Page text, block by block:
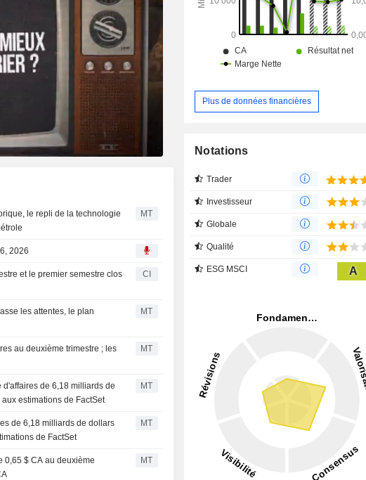
le repli de la technologie
MT
2026
et le premier semestre clos
CI
les attentes, le plan
MT
au deuxième trimestre ; les
MT
d'affaires de 6,18 milliards de
estimations de FactSet
MT
de 6,18 milliards de dollars
de FactSet
MT
0,65 $ CA au deuxième
MT
Plus de données financières
Notations
Trader
Investisseur
Globale
Qualité
ESG MSCI A